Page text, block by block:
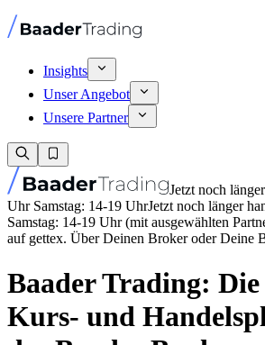
Insights
Unser Angebot
Unsere Partner
Jetzt noch
Uhr Samstag: 14-19 UhrJetzt noch länger
Samstag: 14-19 Uhr (mit ausgewählten
auf gettex. Über Deinen Broker oder Deine
Baader Trading:
Kurs- und